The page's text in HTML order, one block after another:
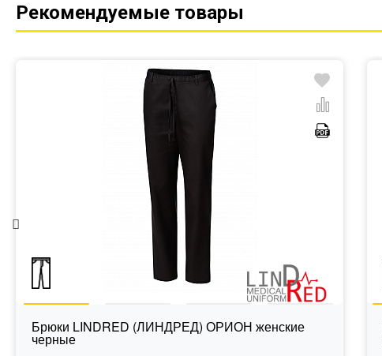
Рекомендуемые товары
Брюки LINDRED (ЛИНДРЕД) ОРИОН женские
черные